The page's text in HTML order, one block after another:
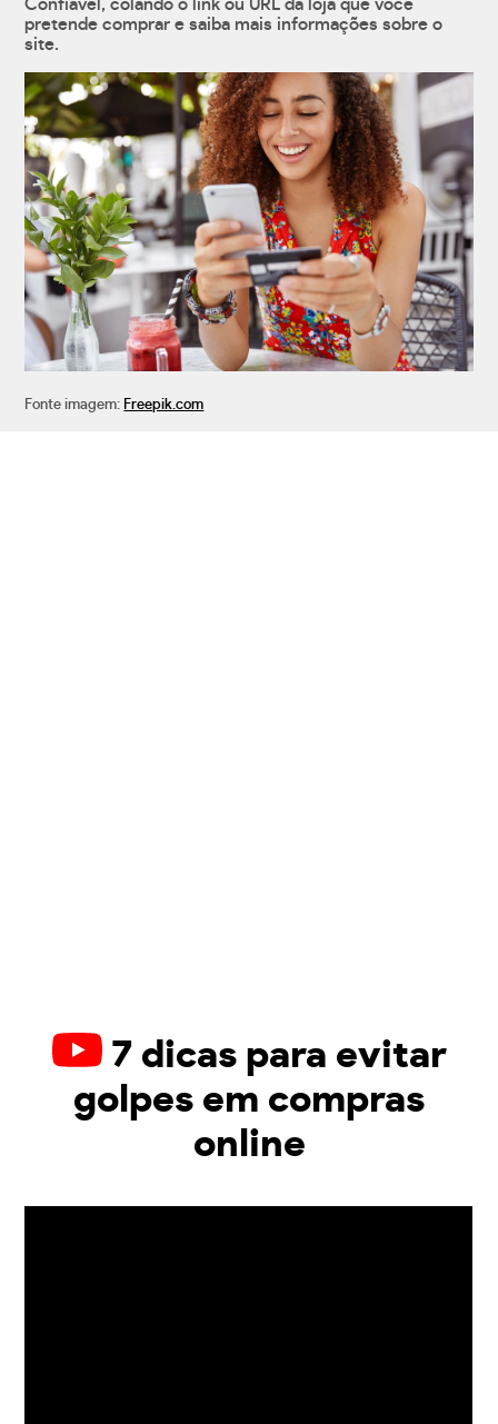
Confiável, colando o link ou URL da loja que você
pretende comprar e saiba mais informações sobre o
site.
Fonte imagem: Freepik.com
7 dicas para evitar
golpes em compras
online